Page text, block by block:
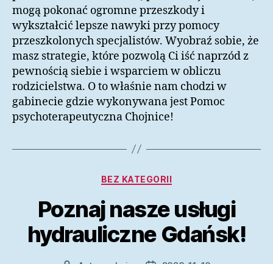
mogą pokonać ogromne przeszkody i
wykształcić lepsze nawyki przy pomocy
przeszkolonych specjalistów. Wyobraź sobie, że
masz strategie, które pozwolą Ci iść naprzód z
pewnością siebie i wsparciem w obliczu
rodzicielstwa. O to właśnie nam chodzi w
gabinecie gdzie wykonywana jest Pomoc
psychoterapeutyczna Chojnice!
Kategorie
BEZ KATEGORII
Poznaj nasze usługi
hydrauliczne Gdańsk!